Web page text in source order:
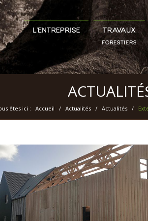
L’ENTREPRISE TRAVAUX
FORESTIERS
êtes ici : Accueil / Actualités / Actualités /